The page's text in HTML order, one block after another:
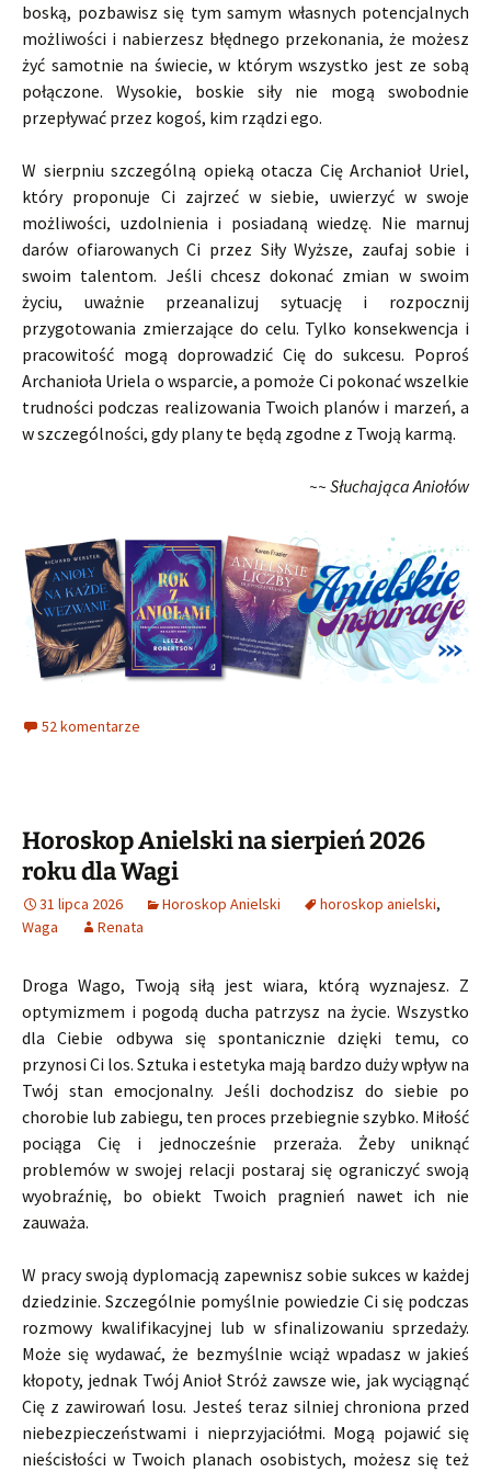
boską, pozbawisz się tym samym własnych potencjalnych
możliwości i nabierzesz błędnego przekonania, że możesz
żyć samotnie na świecie, w którym wszystko jest ze sobą
połączone. Wysokie, boskie siły nie mogą swobodnie
przepływać przez kogoś, kim rządzi ego.
W sierpniu szczególną opieką otacza Cię Archanioł Uriel,
który proponuje Ci zajrzeć w siebie, uwierzyć w swoje
możliwości, uzdolnienia i posiadaną wiedzę. Nie marnuj
darów ofiarowanych Ci przez Siły Wyższe, zaufaj sobie i
swoim talentom. Jeśli chcesz dokonać zmian w swoim
życiu, uważnie przeanalizuj sytuację i rozpocznij
przygotowania zmierzające do celu. Tylko konsekwencja i
pracowitość mogą doprowadzić Cię do sukcesu. Poproś
Archanioła Uriela o wsparcie, a pomoże Ci pokonać wszelkie
trudności podczas realizowania Twoich planów i marzeń, a
w szczególności, gdy plany te będą zgodne z Twoją karmą.
~~ Słuchająca Aniołów
52 komentarze
Horoskop Anielski na sierpień 2026
roku dla Wagi
31 lipca 2026 Horoskop Anielski horoskop anielski,
Waga
Renata
Droga Wago, Twoją siłą jest wiara, którą wyznajesz. Z
optymizmem i pogodą ducha patrzysz na życie. Wszystko
dla Ciebie odbywa się spontanicznie dzięki temu, co
przynosi Ci los. Sztuka i estetyka mają bardzo duży wpływ na
Twój stan emocjonalny. Jeśli dochodzisz do siebie po
chorobie lub zabiegu, ten proces przebiegnie szybko. Miłość
pociąga Cię i jednocześnie przeraża. Żeby uniknąć
problemów w swojej relacji postaraj się ograniczyć swoją
wyobraźnię, bo obiekt Twoich pragnień nawet ich nie
zauważa.
W pracy swoją dyplomacją zapewnisz sobie sukces w każdej
dziedzinie. Szczególnie pomyślnie powiedzie Ci się podczas
rozmowy kwalifikacyjnej lub w sfinalizowaniu sprzedaży.
Może się wydawać, że bezmyślnie wciąż wpadasz w jakieś
kłopoty, jednak Twój Anioł Stróż zawsze wie, jak wyciągnąć
Cię z zawirowań losu. Jesteś teraz silniej chroniona przed
niebezpieczeństwami i nieprzyjaciółmi. Mogą pojawić się
nieścisłości w Twoich planach osobistych, możesz się też